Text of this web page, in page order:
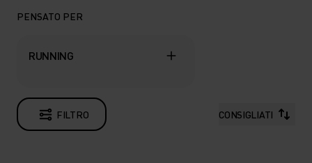
PENSATO PER
RUNNING
FILTRO CONSIGLIATI